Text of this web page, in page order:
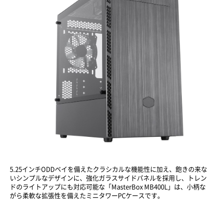
5.25インチODDベイを備えたクラシカルな機能性に加え、飽きの来な
いシンプルなデザインに、強化ガラスサイドパネルを採用し、トレン
ドのライトアップにも対応可能な「MasterBox MB400L」は、小柄な
がら柔軟な拡張性を備えたミニタワーPCケースです。